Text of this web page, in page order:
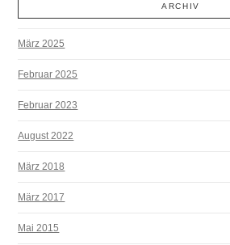
ARCHIV
März 2025
Februar 2025
Februar 2023
August 2022
März 2018
März 2017
Mai 2015